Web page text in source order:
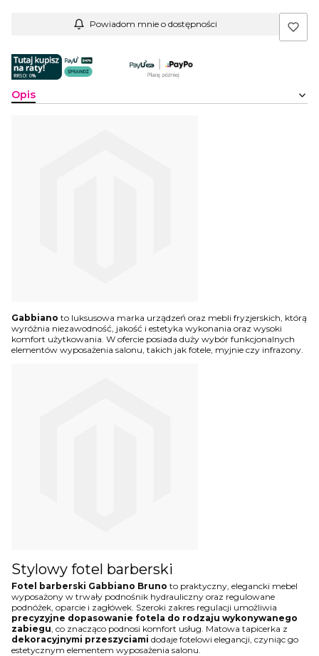
Powiadom mnie o dostępności
Opis
Gabbiano to luksusowa marka urządzeń oraz mebli fryzjerskich, którą
wyróżnia niezawodność, jakość i estetyka wykonania oraz wysoki
komfort użytkowania. W ofercie posiada duży wybór funkcjonalnych
elementów wyposażenia salonu, takich jak fotele, myjnie czy infrazony.
Stylowy fotel barberski
Fotel barberski Gabbiano Bruno to praktyczny, elegancki mebel
wyposażony w trwały podnośnik hydrauliczny oraz regulowane
podnóżek, oparcie i zagłówek. Szeroki zakres regulacji umożliwia
precyzyjne dopasowanie fotela do rodzaju wykonywanego
zabiegu , co znacząco podnosi komfort usług. Matowa tapicerka z
dekoracyjnymi przeszyciami dodaje fotelowi elegancji, czyniąc go
estetycznym elementem wyposażenia salonu.